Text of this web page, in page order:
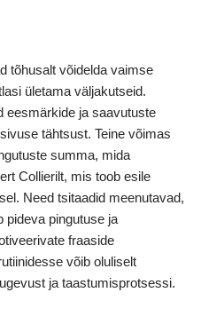
tõhusalt võidelda vaimse
ületama väljakutseid.
eesmärkide ja saavutuste
tähtsust. Teine võimas
summa, mida
Collierilt, mis toob esile
Need tsitaadid meenutavad,
pideva pingutuse ja
fraaside
võib oluliselt
ja taastumisprotsessi.